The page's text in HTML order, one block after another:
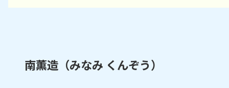
南薫造（みなみ くんぞう）